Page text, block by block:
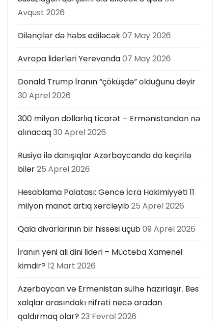
ıAvqust 2026
Dilənçilər də həbs ediləcək07 May 2026
Avropa liderləri Yerevanda07 May 2026
Donald Trump İranın “çöküşdə” olduğunu deyir
30 Aprel 2026
300 milyon dollarlıq ticarət – Ermənistandan nə
alınacaq30 Aprel 2026
Rusiya ilə danışıqlar Azərbaycanda da keçirilə
bilər25 Aprel 2026
Hesablama Palatası: Gəncə İcra Hakimiyyəti 11
milyon manat artıq xərcləyib25 Aprel 2026
Qala divarlarının bir hissəsi uçub09 Aprel 2026
İranın yeni ali dini lideri – Müctəba Xamenei
kimdir? 12 Mart 2026
Azərbaycan və Ermənistan sülhə hazırlaşır. Bəs
xalqlar arasındakı nifrəti necə aradan
qaldırmaq olar? 23 Fevral 2026